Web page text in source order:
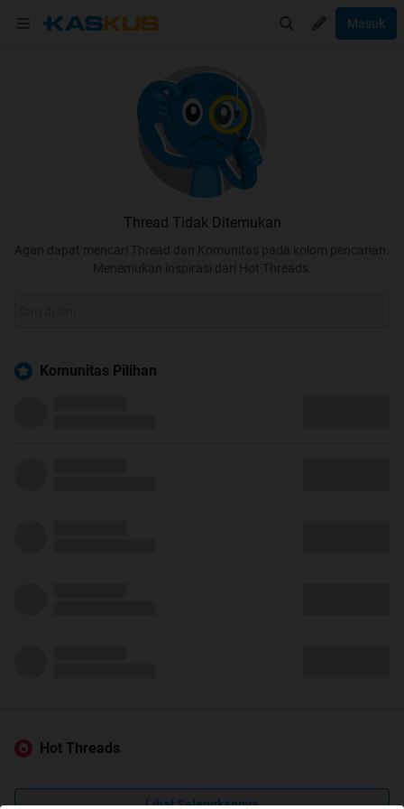
Masuk
Thread Tidak Ditemukan
Agan dapat mencari Thread dan Komunitas pada kolom pencarian.
Menemukan inspirasi dari Hot Threads.
Komunitas Pilihan
Hot Threads
Lihat Selengkapnya